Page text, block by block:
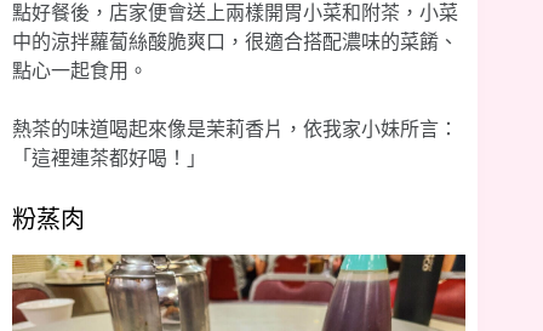
點好餐後，店家便會送上兩樣開胃小菜和附茶，小菜
中的涼拌蘿蔔絲酸脆爽口，很適合搭配濃味的菜餚、
點心一起食用。
熱茶的味道喝起來像是茉莉香片，依我家小妹所言：
「這裡連茶都好喝！」
粉蒸肉